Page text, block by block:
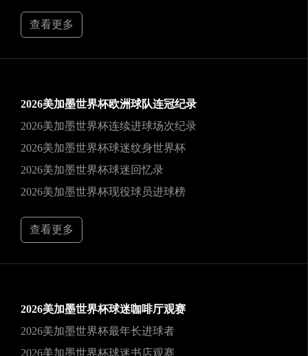
查看更多
2026美加墨世界杯欧洲球队连冠纪录
2026美加墨世界杯连续进球场次纪录
2026美加墨世界杯球迷纹身世界杯
2026美加墨世界杯球迷回忆录
2026美加墨世界杯现役球员进球榜
查看更多
2026美加墨世界杯球迷咖啡厅观赛
2026美加墨世界杯最年长进球者
2026美加墨世界杯球迷书店观赛